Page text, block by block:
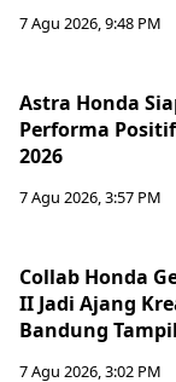
7 Agu 2026, 9:48 PM
Astra Honda
Performa
2026
7 Agu 2026, 3:57 PM
Collab Honda
II Jadi Ajang
Bandung
7 Agu 2026, 3:02 PM